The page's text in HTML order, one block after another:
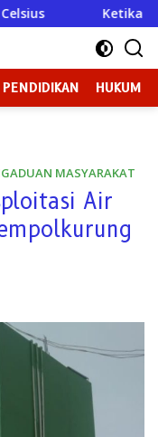
Lupa
PENDIDIKAN HUKUM
MASYARAKAT
Air